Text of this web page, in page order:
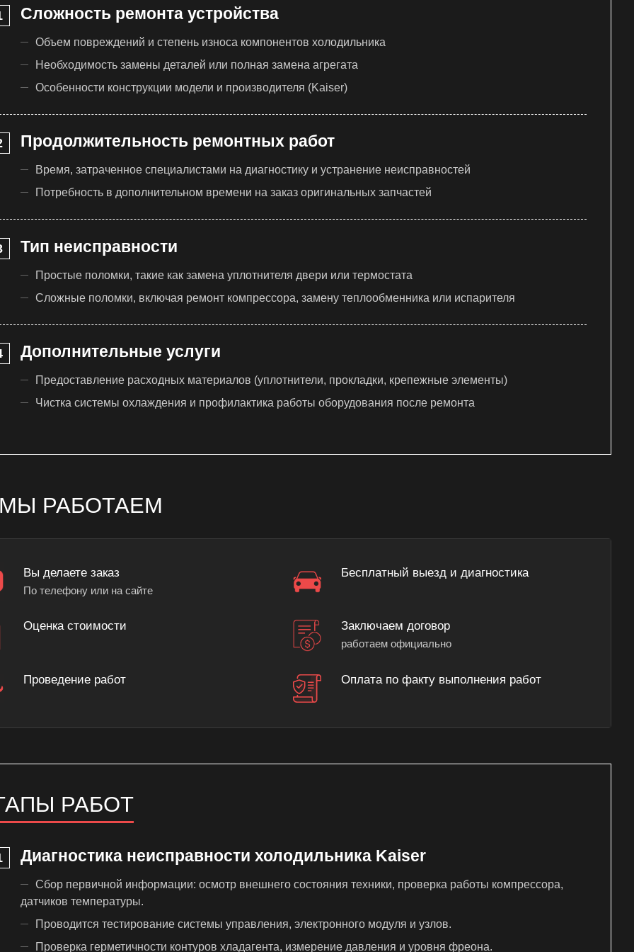
Сложность ремонта устройства
Объем повреждений и степень износа компонентов холодильника
Необходимость замены деталей или полная замена агрегата
Особенности конструкции модели и производителя (Kaiser)
Продолжительность ремонтных работ
Время, затраченное специалистами на диагностику и устранение неисправностей
Потребность в дополнительном времени на заказ оригинальных запчастей
Тип неисправности
Простые поломки, такие как замена уплотнителя двери или термостата
Сложные поломки, включая ремонт компрессора, замену теплообменника или испарителя
Дополнительные услуги
Предоставление расходных материалов (уплотнители, прокладки, крепежные элементы)
Чистка системы охлаждения и профилактика работы оборудования после ремонта
РАБОТАЕМ
Вы делаете заказ
По телефону или на сайте
Бесплатный выезд и диагностика
Оценка стоимости Заключаем договор
работаем официально
Проведение работ Оплата по факту выполнения работ
РАБОТ
Диагностика неисправности холодильника Kaiser
Сбор первичной информации: осмотр внешнего состояния техники, проверка работы компрессора,
датчиков температуры.
Проводится тестирование системы управления, электронного модуля и узлов.
Проверка герметичности контуров хладагента, измерение давления и уровня фреона.